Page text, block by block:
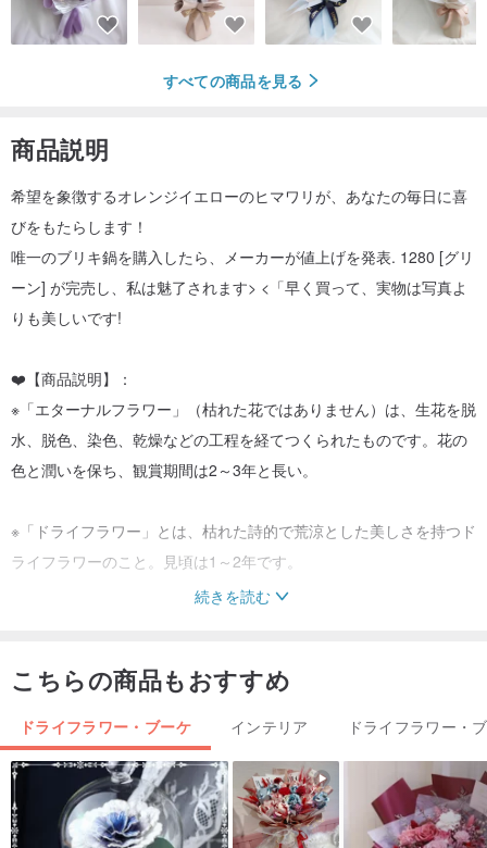
すべての商品を見る
商品説明
希望を象徴するオレンジイエローのヒマワリが、あなたの毎日に喜
びをもたらします！
唯一のブリキ鍋を購入したら、メーカーが値上げを発表. 1280 [グリ
ーン] が完売し、私は魅了されます> <「早く買って、実物は写真よ
りも美しいです!
❤️【商品説明】：
※「エターナルフラワー」（枯れた花ではありません）は、生花を脱
水、脱色、染色、乾燥などの工程を経てつくられたものです。花の
色と潤いを保ち、観賞期間は2～3年と長い。
※「ドライフラワー」とは、枯れた詩的で荒涼とした美しさを持つド
ライフラワーのこと。見頃は1～2年です。
ーは精油の香りを吸収できるので、香りを拡散させる働きもありま
🧡【パッケージ】
商品には保護対策を施し、すべてダンボールでお届けしております
ので、ギフト用に袋詰めが必要な場合はこちらのショップでご購入
続きを読む
こちらの商品もおすすめ
ドライフラワー・ブーケ インテリア ドライフラワー・